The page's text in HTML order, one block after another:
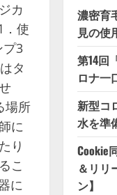
カ
．使
プ3
タ
場所
に
り
こ
に
濃密育
見の使
第14回
ロナ一
新型コ
水を準
Cookie
＆リリ
ン】